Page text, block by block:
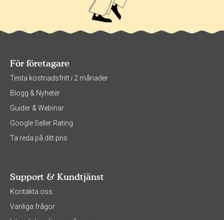
För företagare
Testa kostnadsfritt i 2 månader
Blogg & Nyheter
Guider & Webinar
Google Seller Rating
Ta reda på ditt pris
Support & Kundtjänst
Kontakta oss
Vanliga frågor